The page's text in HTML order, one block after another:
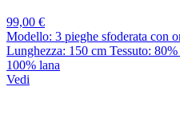
99,00 €
Modello: 3 pieghe sfoderata con
Lunghezza: 150 cm Tessuto:
100% lana
Vedi